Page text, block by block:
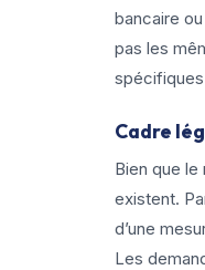
bancaire
pas les
Cadre
Bien que
existent.
d’une
Les